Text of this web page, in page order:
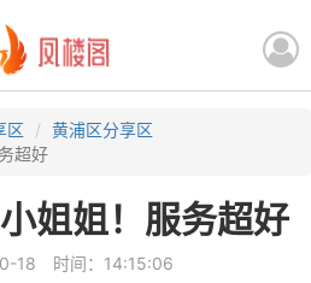
区
黄浦区分享区
超好
姐姐！服务超好
18 时间：14:15:06